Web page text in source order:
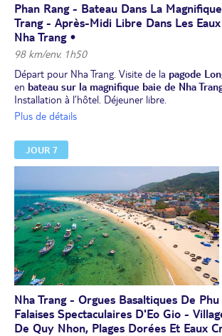
Phan Rang - Bateau Dans La
Trang - Après-Midi Libre Dans Les
Nha Trang •
98 km/env. 1h50
Départ pour Nha Trang. Visite de la pagode
en bateau sur la magnifique baie de Nha
Installation à l’hôtel. Déjeuner libre.
L’après midi libre. Avec ses eaux turquoises, son
réputée pour son magnifique bord de mer, l’un
Vietnam.
Dîner libre. Nuit à l’hôtel à Nha Trang.
Plus de détails
JOUR 7
Nha Trang - Orgues Basaltiques De
Falaises Spectaculaires D'Eo Gio -
De Quy Nhon, Plages Dorées Et Eaux